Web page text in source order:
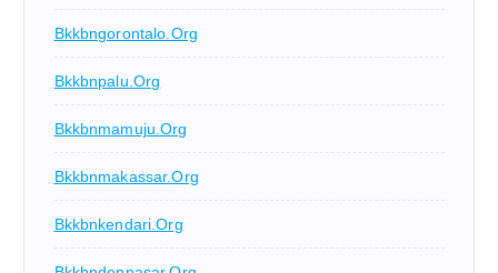
Bkkbngorontalo.org
Bkkbnpalu.org
Bkkbnmamuju.org
Bkkbnmakassar.org
Bkkbnkendari.org